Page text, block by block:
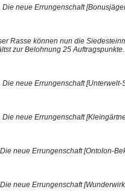
neue Errungenschaft
Rasse können nun die
zur Belohnung 25 Auftragspunkte.
neue Errungenschaft
neue Errungenschaft
neue Errungenschaft [Ontolon-
neue Errungenschaft